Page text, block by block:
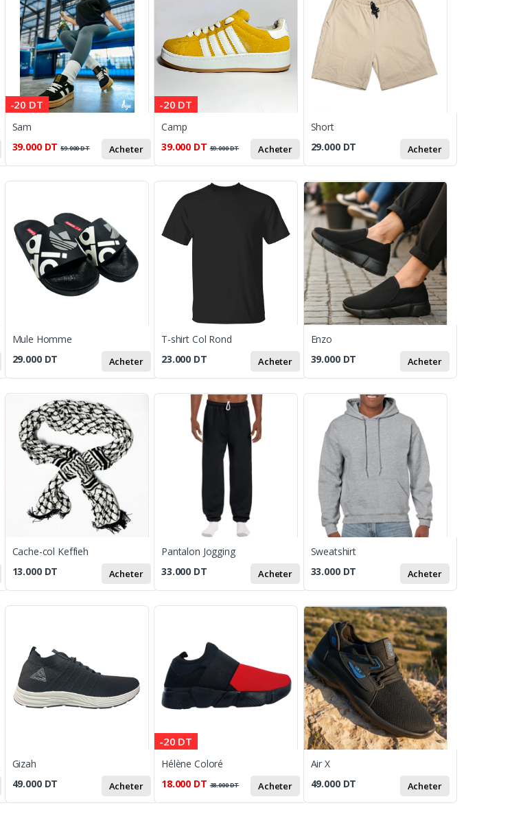
-20 DT
Sam
39.000 DT 59.000DT Acheter
-20 DT
Camp
39.000 DT 59.000DT Acheter
Short
29.000 DT Acheter
Mule Homme
29.000 DT Acheter
T-shirt Col Rond
23.000 DT Acheter
Enzo
39.000 DT Acheter
Cache-col Keffieh
13.000 DT Acheter
Pantalon Jogging
33.000 DT Acheter
Sweatshirt
33.000 DT Acheter
Gizah
49.000 DT Acheter
-20 DT
Hélène Coloré
18.000 DT 38.000DT Acheter
Air X
49.000 DT Acheter